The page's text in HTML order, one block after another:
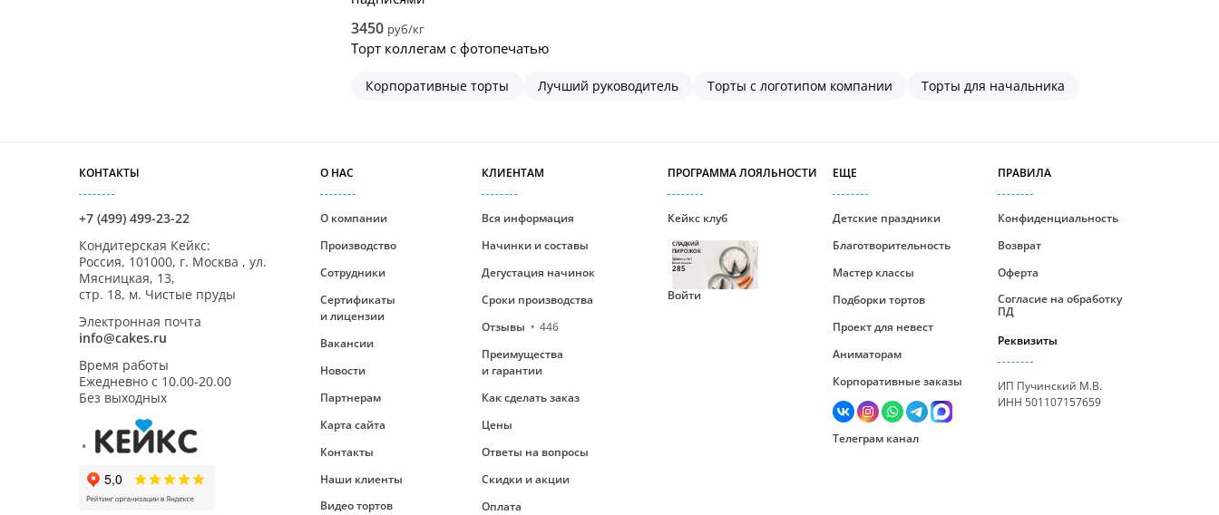
3450 руб/кг
Торт коллегам с фотопечатью
Корпоративные торты Лучший руководитель Торты с логотипом компании Торты для начальника
КОНТАКТЫ
+7 (499) 499-23-22
Кондитерская Кейкс:
Россия, 101000, г. Москва , ул.
Мясницкая, 13,
стр. 18, м. Чистые пруды
Электронная почта
info@cakes.ru
Время работы
Ежедневно с 10.00-20.00
Без выходных
О НАС
О компании
Производство
Сотрудники
Сертификаты
и лицензии
Вакансии
Новости
Партнерам
Карта сайта
Контакты
Наши клиенты
Видео тортов
КЛИЕНТАМ
Вся информация
Начинки и составы
Дегустация начинок
Сроки производства
Отзывы
446
Преимущества
и гарантии
Как сделать заказ
Цены
Ответы на вопросы
Скидки и акции
Оплата
ПРОГРАММА ЛОЯЛЬНОСТИ
Кейкс клуб
СЛАДКИЙ
ПИРОЖОК
Уровень №1
Ваши бонусы
285
Войти
ЕЩЕ
Детские праздники
Благотворительность
Мастер классы
Подборки тортов
Проект для невест
Аниматорам
Корпоративные заказы
Телеграм канал
ПРАВИЛА
Конфиденциальность
Возврат
Оферта
Согласие на обработку
ПД
Реквизиты
ИП Пучинский М.В.
ИНН 501107157659